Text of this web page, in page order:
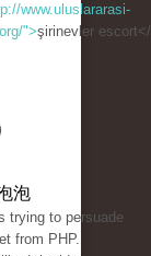
www.uluslararasi-
">şirinevler
泡
trying to persuade
from PHP.